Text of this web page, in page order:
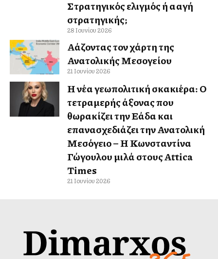
Στρατηγικός ελιγμός ή αλλαγή
στρατηγικής;
28 Ιουνίου 2026
Αλλάζοντας τον χάρτη της
Ανατολικής Μεσογείου
21 Ιουνίου 2026
Η νέα γεωπολιτική σκακιέρα: Ο
τετραμερής άξονας που
θωρακίζει την Ελλάδα και
επανασχεδιάζει την Ανατολική
Μεσόγειο – Η Κωνσταντίνα
Γώγουλου μιλά στους Attica
Times
21 Ιουνίου 2026